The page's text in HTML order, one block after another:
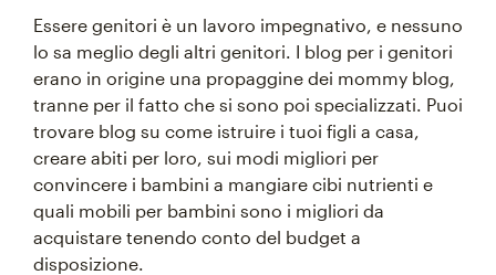
Essere genitori è un lavoro impegnativo, e nessuno
lo sa meglio degli altri genitori. I blog per i genitori
erano in origine una propaggine dei mommy blog,
tranne per il fatto che si sono poi specializzati. Puoi
trovare blog su come istruire i tuoi figli a casa,
creare abiti per loro, sui modi migliori per
convincere i bambini a mangiare cibi nutrienti e
quali mobili per bambini sono i migliori da
acquistare tenendo conto del budget a
disposizione.